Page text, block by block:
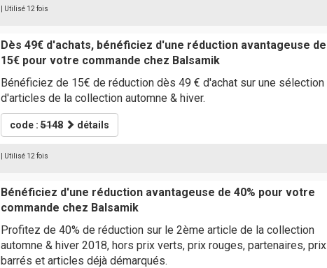
| Utilisé 12 fois
Dès 49€ d'achats, bénéficiez d'une réduction avantageuse de
15€ pour votre commande chez Balsamik
Bénéficiez de 15€ de réduction dès 49 € d'achat sur une sélection
d'articles de la collection automne & hiver.
code :5148 détails
| Utilisé 12 fois
Bénéficiez d'une réduction avantageuse de 40% pour votre
commande chez Balsamik
Profitez de 40% de réduction sur le 2ème article de la collection
automne & hiver 2018, hors prix verts, prix rouges, partenaires, prix
barrés et articles déjà démarqués.